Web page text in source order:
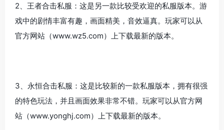
2、王者合击私服：这是另一款比较受欢迎的私服版本。游
戏中的剧情丰富有趣，画面精美，音效逼真。玩家可以从
官方网站（www.wz5.com）上下载最新的版本。
3、永恒合击私服：这是比较新的一款私服版本，拥有很强
的特色玩法，并且画面效果非常不错。玩家可以从官方网
站（www.yonghj.com）上下载最新的版本。